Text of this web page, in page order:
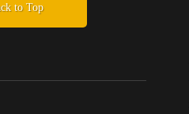
to Top